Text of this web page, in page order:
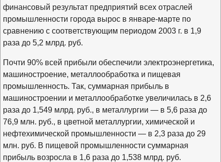
финансовый результат предприятий всех отраслей
промышленности города вырос в январе-марте по
сравнению с соответствующим периодом 2003 г. в 1,9
раза до 5,2 млрд. руб.
Почти 90% всей прибыли обеспечили электроэнергетика,
машиностроение, металлообработка и пищевая
промышленность. Так, суммарная прибыль в
машиностроении и металлообработке увеличилась в 2,6
раза до 1,549 млрд. руб., в металлургии — в 5,6 раза до
76,9 млн. руб., в цветной металлургии, химической и
нефтехимической промышленности — в 2,3 раза до 29
млн. руб. В пищевой промышленности суммарная
прибыль возросла в 1,6 раза до 1,538 млрд. руб.